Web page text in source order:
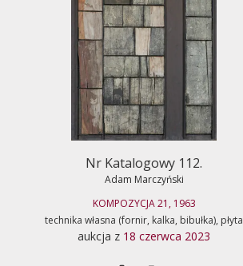
Nr Katalogowy 112.
Adam Marczyński
KOMPOZYCJA 21, 1963
technika własna (fornir, kalka, bibułka), płyta
aukcja z 18 czerwca 2023